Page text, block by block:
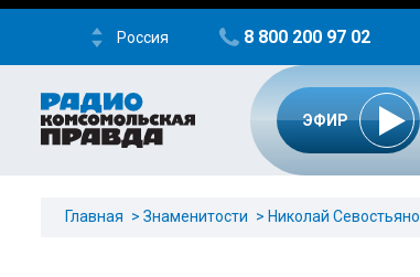
Россия 8 800 200 97 02
ЭФИР
Главная Знаменитости Николай